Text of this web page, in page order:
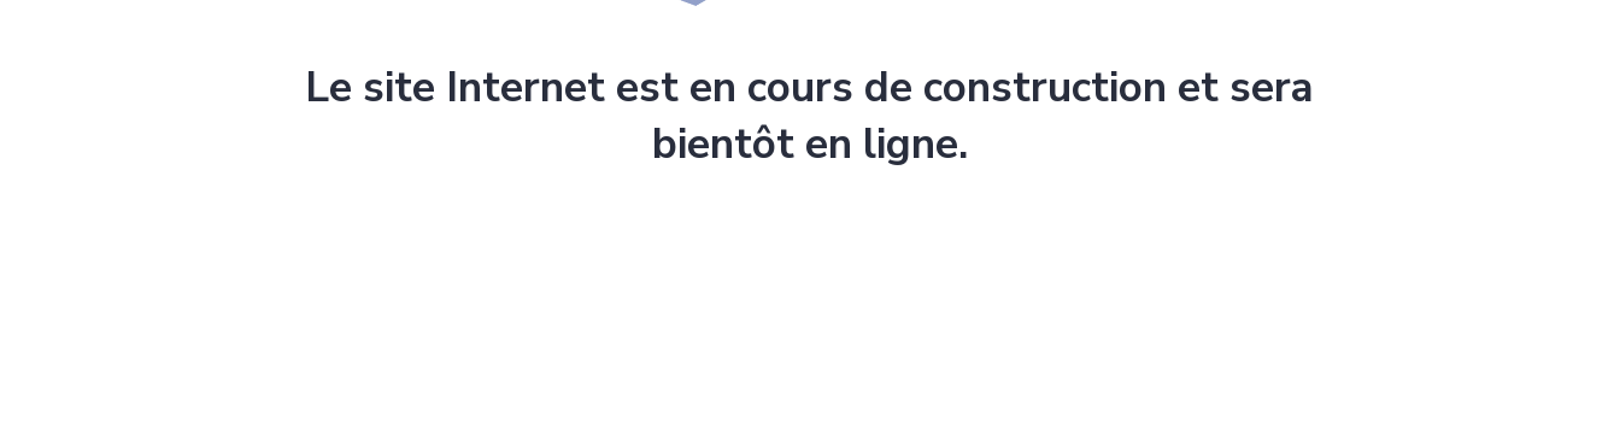
Le site Internet est en cours de construction et sera
bientôt en ligne.